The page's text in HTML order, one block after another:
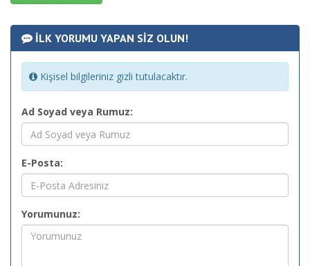
İLK YORUMU YAPAN SİZ OLUN!
Kişisel bilgileriniz gizli tutulacaktır.
Ad Soyad veya Rumuz:
E-Posta:
Yorumunuz: